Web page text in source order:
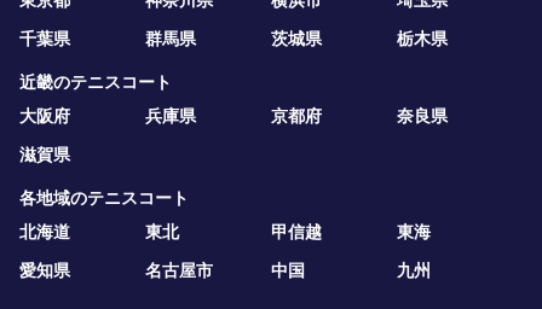
千葉県
群馬県 茨城県 栃木県
近畿のテニスコート
大阪府
兵庫県 京都府
奈良県
滋賀県
各地域のテニスコート
北海道
東北 甲信越
東海
愛知県
名古屋市 中国 九州